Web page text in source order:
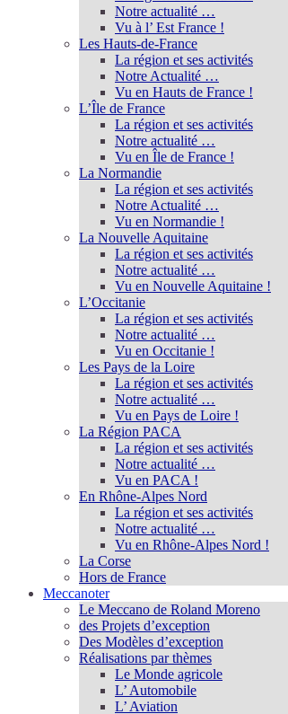
Notre actualité …
Vu à l’ Est France !
Les Hauts-de-France
La région et ses activités
Notre Actualité …
Vu en Hauts de France !
L’Île de France
La région et ses activités
Notre actualité …
Vu en Île de France !
La Normandie
La région et ses activités
Notre Actualité …
Vu en Normandie !
La Nouvelle Aquitaine
La région et ses activités
Notre actualité …
Vu en Nouvelle Aquitaine !
L’Occitanie
La région et ses activités
Notre actualité …
Vu en Occitanie !
Les Pays de la Loire
La région et ses activités
Notre actualité …
Vu en Pays de Loire !
La Région PACA
La région et ses activités
Notre actualité …
Vu en PACA !
En Rhône-Alpes Nord
La région et ses activités
Notre actualité …
Vu en Rhône-Alpes Nord !
La Corse
Hors de France
Meccanoter
Le Meccano de Roland Moreno
des Projets d’exception
Des Modèles d’exception
Réalisations par thèmes
Le Monde agricole
L’ Automobile
L’ Aviation